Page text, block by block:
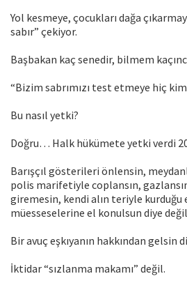
Yol kesmeye, çocukları dağa
sabır” çekiyor.
Başbakan kaç senedir, bilmem
“Bizim sabrımızı test etmeye hiç
Bu nasıl yetki?
Doğru… Halk hükümete yetki verdi
Barışçıl gösterileri önlensin,
polis marifetiyle coplansın,
giremesin, kendi alın teriyle kurduğu
müesseselerine el konulsun diye
Bir avuç eşkıyanın hakkından gelsin
İktidar “sızlanma makamı” değil.